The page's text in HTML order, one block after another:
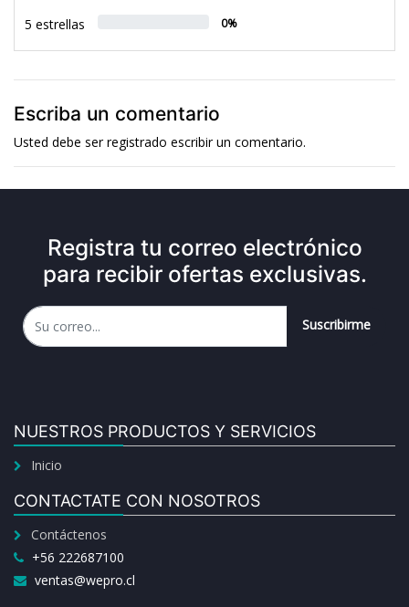
5 estrellas 0%
Escriba un comentario
Usted debe serregistrado escribir un comentario.
Registra tu correo electrónico
para recibir ofertas exclusivas.
Suscribirme
NUESTROS PRODUCTOS Y SERVICIOS
Inicio
CONTACTATE CON NOSOTROS
Contáctenos
+56 222687100
ventas@wepro.cl